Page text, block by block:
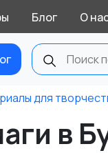
Блог О
для
в